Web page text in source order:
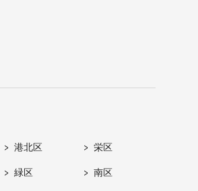
港北区 栄区
緑区 南区